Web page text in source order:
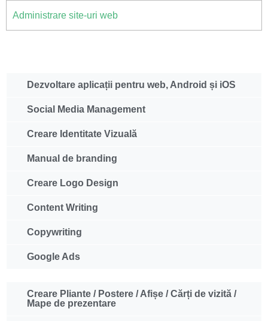
Administrare site-uri web
Dezvoltare aplicații pentru web, Android și iOS
Social Media Management
Creare Identitate Vizuală
Manual de branding
Creare Logo Design
Content Writing
Copywriting
Google Ads
Creare Pliante / Postere / Afișe / Cărți de vizită /
Mape de prezentare